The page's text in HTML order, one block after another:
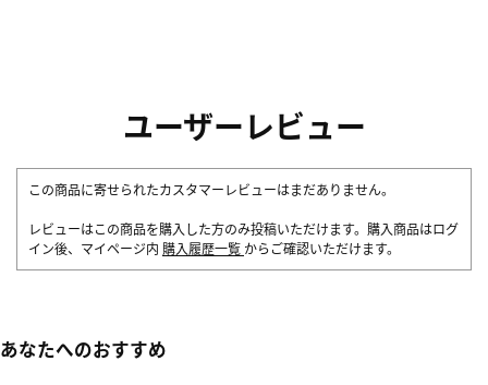
ユーザーレビュー
この商品に寄せられたカスタマーレビューはまだありません。
レビューはこの商品を購入した方のみ投稿いただけます。購入商品はログ
イン後、マイページ内 購入履歴一覧 からご確認いただけます。
あなたへのおすすめ